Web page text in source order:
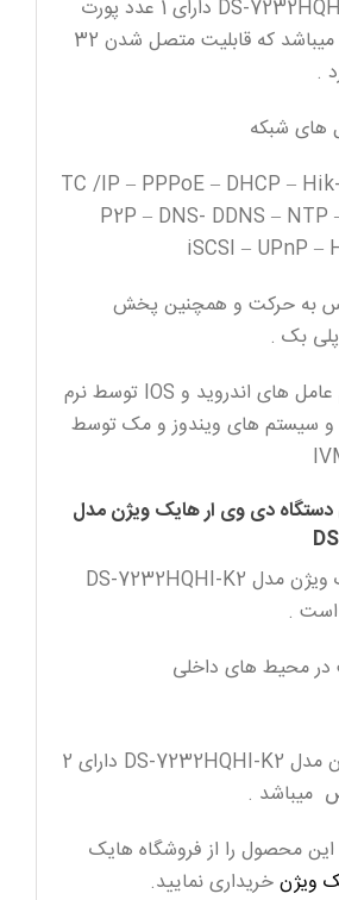
دستگاه مدل DS-7232HQHI-K2 دارای 1 عدد پورت
شبکه 10/100/1000 میباشد که قابلیت متصل شدن 32
.
های شبکه
TC /IP – PPPoE – DHCP –
P2P – DNS- DDNS – NTP
iSCSI – UPnP –
به حرکت و همچنین پخش
سازگاری با سیستم عامل های اندروید و IOS توسط نرم
افزار IVMS-4500 و سیستم های ویندوز و مک توسط
دی وی ار هایک ویژن مدل
بدنه دستگاه هایک ویژن مدل DS-7232HQHI-K2
است .
محیط های داخلی
دستگاه هایک ویژن مدل DS-7232HQHI-K2 دارای 2
میباشد .
این محصول را از فروشگاه هایک
ویژنخریداری نمایید.